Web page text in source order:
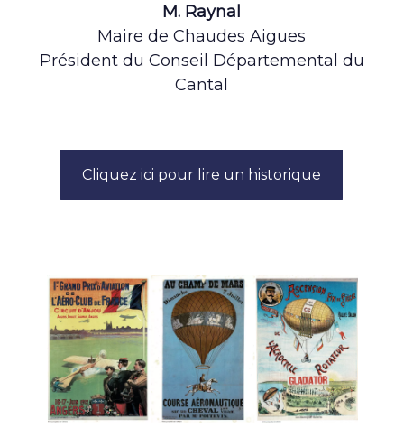
M. Raynal
Maire de Chaudes Aigues
Président du Conseil Départemental du
Cantal
Cliquez ici pour lire un historique